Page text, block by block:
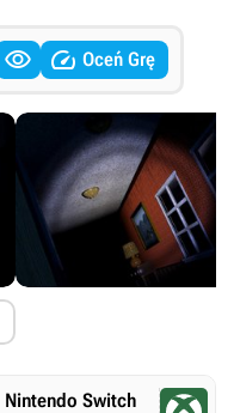
  Oceń Grę
Nintendo Switch